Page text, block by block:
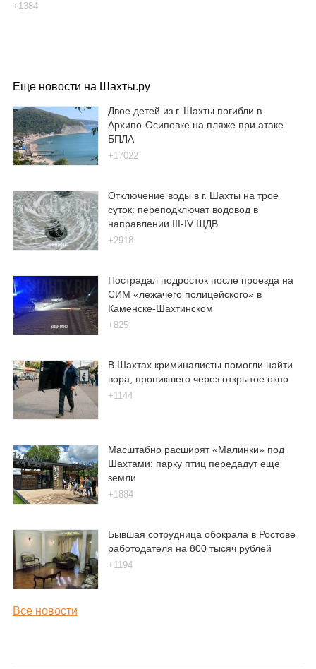
+1384
Еще новости на Шахты.ру
Двое детей из г. Шахты погибли в
Архипо-Осиповке на пляже при атаке
БПЛА
+17022
Отключение воды в г. Шахты на трое
суток: переподключат водовод в
направлении III-IV ШДВ
+2918
Пострадал подросток после проезда на
СИМ «лежачего полицейского» в
Каменске-Шахтинском
+825
В Шахтах криминалисты помогли найти
вора, проникшего через открытое окно
+1144
Масштабно расширят «Малинки» под
Шахтами: парку птиц передадут еще
земли
+1884
Бывшая сотрудница обокрала в Ростове
работодателя на 800 тысяч рублей
+1194
Все новости